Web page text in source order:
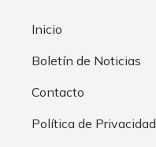
Inicio
Boletín de Noticias
Contacto
Política de Privacidad